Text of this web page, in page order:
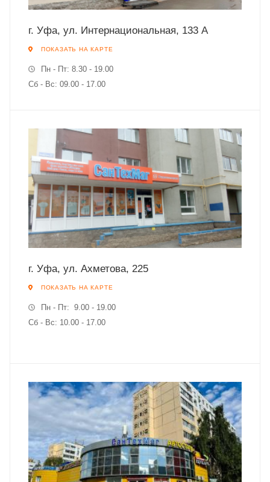
г. Уфа, ул. Интернациональная, 133 А
ПОКАЗАТЬ НА КАРТЕ
Пн - Пт: 8.30 - 19.00
Сб - Вс: 09.00 - 17.00
г. Уфа, ул. Ахметова, 225
ПОКАЗАТЬ НА КАРТЕ
Пн - Пт: 9.00 - 19.00
Сб - Вс: 10.00 - 17.00